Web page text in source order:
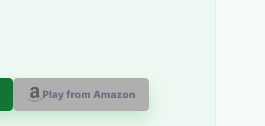
Play from Amazon